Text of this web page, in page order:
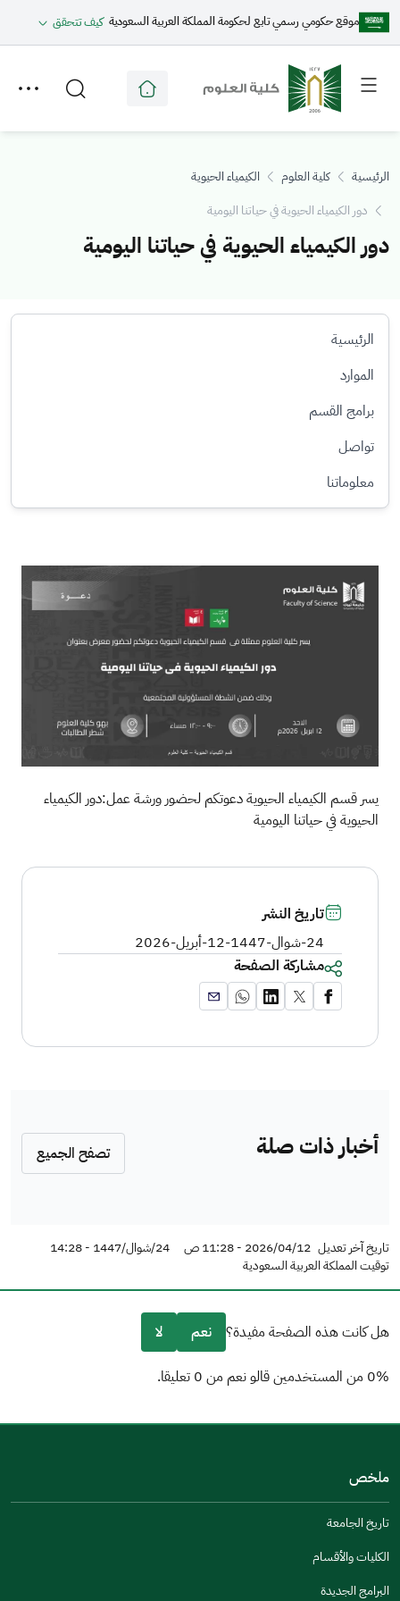
موقع حكومي رسمي تابع لحكومة المملكة العربية السعودية كيف تتحقق
Toggle
menu
Toggle
secondary
menu
الرئيسية كلية العلوم
الكيمياء الحيوية
دور الكيمياء الحيوية في حياتنا اليومية
دور الكيمياء الحيوية في حياتنا اليومية
الرئيسية
الموارد
برامج القسم
تواصل
معلوماتنا
الصورة
يسر قسم الكيمياء الحيوية دعوتكم لحضور ورشة عمل:دور الكيمياء
الحيوية في حياتنا اليومية
تاريخ النشر
24-شوال-1447
-12-أبريل-2026
مشاركة الصفحة
أخبار ذات صلة تصفح الجميع
تاريخ آخر تعديل 2026/04/12 - 11:28 ص
24/شوال/1447 - 14:28
توقيت المملكة العربية السعودية
هل كانت هذه الصفحة مفيدة؟ نعم لا
0% من المستخدمين قالو نعم من 0 تعليقا.
مكتوبة بشكل جيد
الإجابات كانت مرتبطة
تصميمه يجعله سهل القراءة
أخرى
ملخص
تاريخ الجامعة
الكليات والأقسام
البرامج الجديدة